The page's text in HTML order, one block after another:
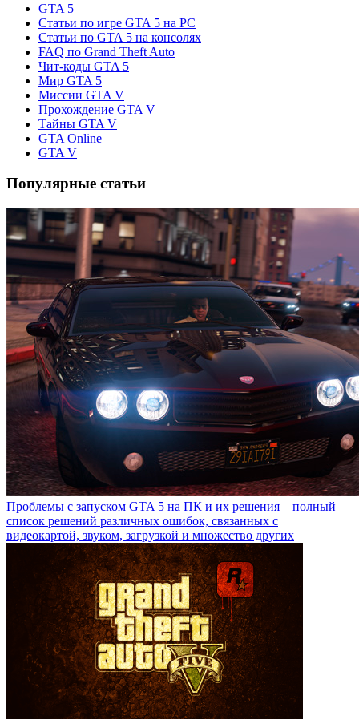
GTA 5
Статьи по игре GTA 5 на PC
Статьи по GTA 5 на консолях
FAQ по Grand Theft Auto
Чит-коды GTA 5
Мир GTA 5
Миссии GTA V
Прохождение GTA V
Тайны GTA V
GTA Online
GTA V
Популярные статьи
Проблемы с запуском GTA 5 на ПК и их решения – полный
список решений различных ошибок, связанных с
видеокартой, звуком, загрузкой и множество других